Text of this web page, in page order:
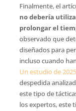
Finalmente, el
no debería
prolongar el
observado que
diseñados para
incluso cuando
Un estudio de
despedida
este tipo de
los expertos, este